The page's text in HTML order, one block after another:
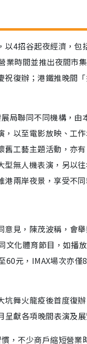
以4招谷起夜經濟，
業時間並推出夜間市
祝復辦；港鐵推晚間
局聯同不同機構，
以至電影放映、工
工藝主題活動，亦
無人機表演，另以
兩岸夜景，享受不同
見，陳茂波稱，會
文化體育節目，如播
60元，IMAX場次亦
舞火龍疫後首度復
獻各項晚間表演及展
，不少商戶縮短營